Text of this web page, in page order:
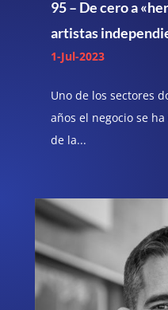
95 – De cero a
artistas
1-Jul-2023
Uno de los sectores
años el negocio se
de la...